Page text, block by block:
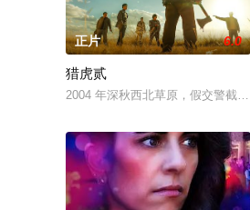
正片 6.0
猎虎贰
2004 年深秋西北草原，假交警截